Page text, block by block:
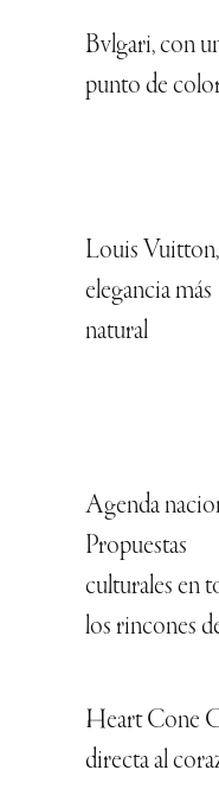
Bvlgari, con
punto de
Louis
elegancia más
natural
Agenda
Propuestas
culturales en
los rincones
Heart Cone
directa al